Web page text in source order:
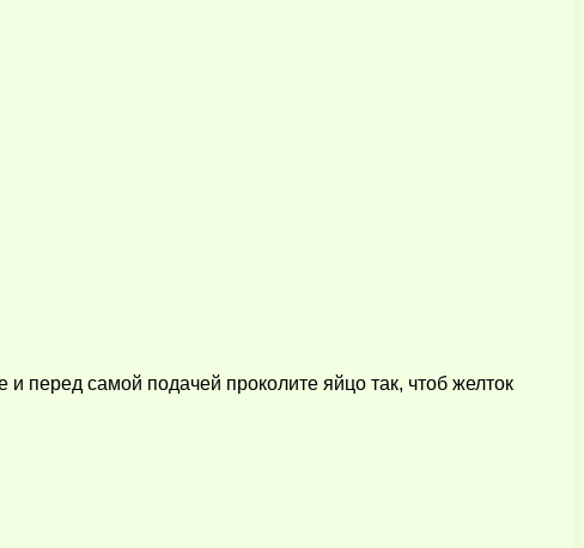
перед самой подачей проколите яйцо так, чтоб желток